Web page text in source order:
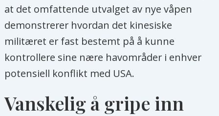
at det omfattende utvalget av nye våpen
demonstrerer hvordan det kinesiske
militæret er fast bestemt på å kunne
kontrollere sine nære havområder i enhver
potensiell konflikt med USA.
Vanskelig å gripe inn